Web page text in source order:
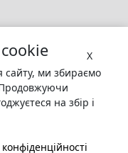
X
сайту, ми збираємо
на збір і